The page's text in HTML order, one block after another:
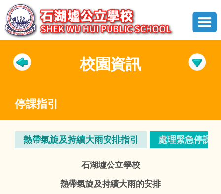
校園資訊
停課指引
熱帶氣旋及持續大雨安排指引 處理緊急停課
石湖墟公立學校
熱帶氣旋及持續大雨的安排